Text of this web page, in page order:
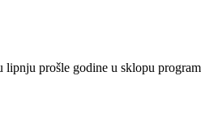
prošle godine u sklopu